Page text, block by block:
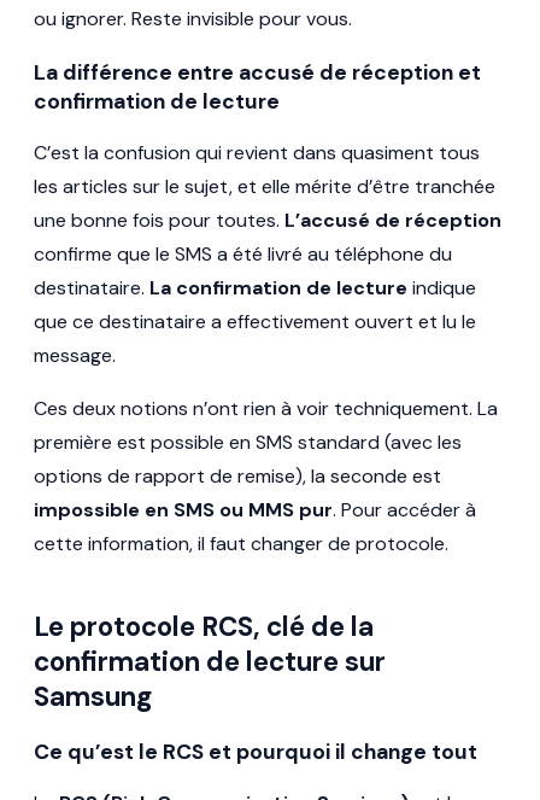
ou ignorer. Reste invisible pour vous.
La différence entre accusé de réception et
confirmation de lecture
C’est la confusion qui revient dans quasiment tous
les articles sur le sujet, et elle mérite d’être tranchée
une bonne fois pour toutes. L’accusé de réception
confirme que le SMS a été livré au téléphone du
destinataire. La confirmation de lecture indique
que ce destinataire a effectivement ouvert et lu le
message.
Ces deux notions n’ont rien à voir techniquement. La
première est possible en SMS standard (avec les
options de rapport de remise), la seconde est
impossible en SMS ou MMS pur. Pour accéder à
cette information, il faut changer de protocole.
Le protocole RCS, clé de la
confirmation de lecture sur
Samsung
Ce qu’est le RCS et pourquoi il change tout